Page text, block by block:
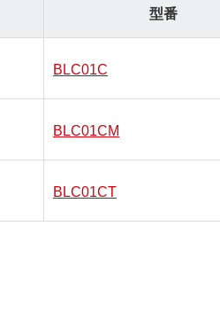
型番
BLC01C
BLC01CM
BLC01CT